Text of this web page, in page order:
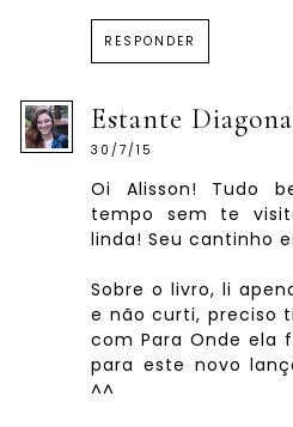
RESPONDER
Estante
30/7/15
Oi Alisson! Tudo
tempo sem te
linda! Seu cantinho
Sobre o livro, li
e não curti, preciso
com Para Onde ela
para este novo
^^